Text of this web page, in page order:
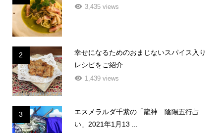
3,435 views
2
幸せになるためのおまじないスパイス入り
レシピをご紹介
1,439 views
3
エスメラルダ千紫の「龍神 陰陽五行占
い」2021年1月13 ...